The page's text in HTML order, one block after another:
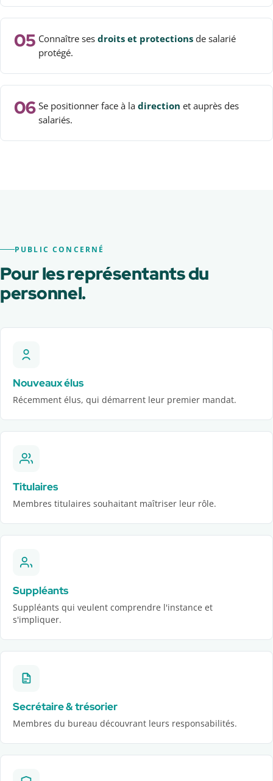
05 Connaître ses droits et protections de salarié
protégé.
06 Se positionner face à la direction et auprès des
salariés.
PUBLIC CONCERNÉ
Pour les représentants du
personnel.
Nouveaux élus
Récemment élus, qui démarrent leur premier mandat.
Titulaires
Membres titulaires souhaitant maîtriser leur rôle.
Suppléants
Suppléants qui veulent comprendre l'instance et
s'impliquer.
Secrétaire & trésorier
Membres du bureau découvrant leurs responsabilités.